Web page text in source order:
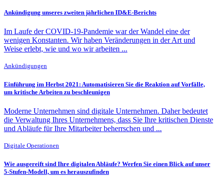
Ankündigung unseres zweiten jährlichen ID&E-Berichts
Im Laufe der COVID-19-Pandemie war der Wandel eine der
wenigen Konstanten. Wir haben Veränderungen in der Art und
Weise erlebt, wie und wo wir arbeiten ...
Ankündigungen
Einführung im Herbst 2021: Automatisieren Sie die Reaktion auf Vorfälle,
um kritische Arbeiten zu beschleunigen
Moderne Unternehmen sind digitale Unternehmen. Daher bedeutet
die Verwaltung Ihres Unternehmens, dass Sie Ihre kritischen Dienste
und Abläufe für Ihre Mitarbeiter beherrschen und ...
Digitale Operationen
Wie ausgereift sind Ihre digitalen Abläufe? Werfen Sie einen Blick auf unser
5-Stufen-Modell, um es herauszufinden